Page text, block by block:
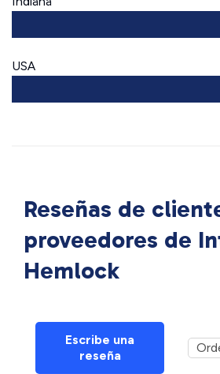
USA
Reseñas de
proveedores de
Hemlock
Escribe una
reseña